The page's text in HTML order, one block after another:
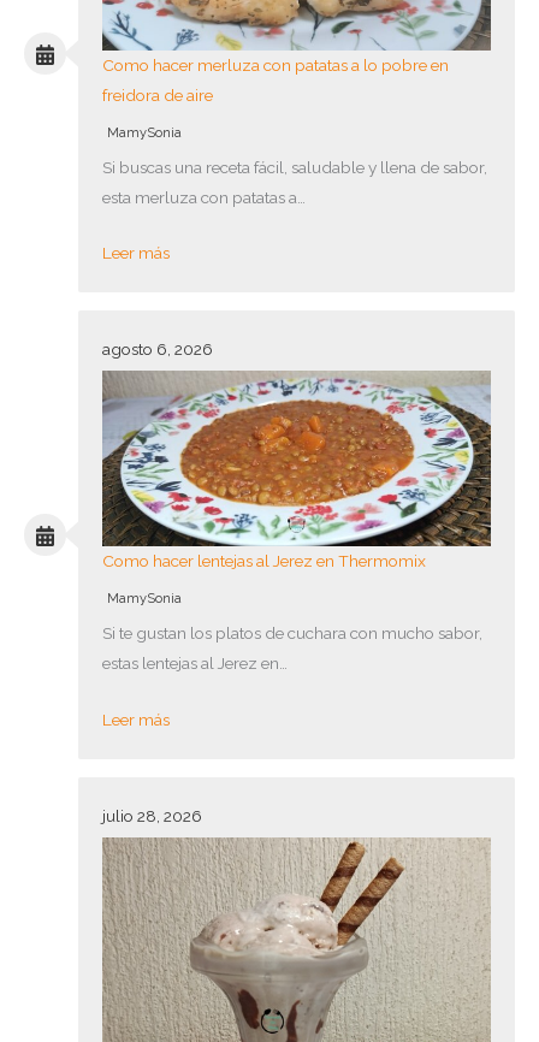
Como hacer merluza con patatas a lo pobre en
freidora de aire
MamySonia
Si buscas una receta fácil, saludable y llena de sabor,
esta merluza con patatas a…
Leer más
agosto 6, 2026
Como hacer lentejas al Jerez en Thermomix
MamySonia
Si te gustan los platos de cuchara con mucho sabor,
estas lentejas al Jerez en…
Leer más
julio 28, 2026